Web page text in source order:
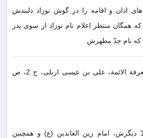
اذان و اقامه را در گوش نوزاد دلبندش
همگان منتظر اعلام نام نوزاد از سوى پدر
كه نام جدّ مطهرش
1- كشف الغمّة فى معرفة الائمة، على بن عيسى اربلى، ج 2، ص
ديگرش، امام زين العابدين (ع) و همچنين